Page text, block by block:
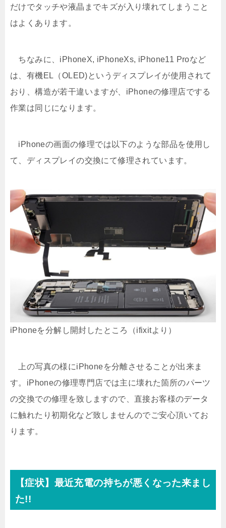
だけでタッチや液晶までキズが入り壊れてしまうこと
はよくあります。
ちなみに、iPhoneX, iPhoneXs, iPhone11 Proなど
は、有機EL（OLED)というディスプレイが使用されて
おり、構造が若干違いますが、iPhoneの修理店でする
作業は同じになります。
iPhoneの画面の修理では以下のような部品を使用し
て、ディスプレイの交換にて修理されています。
iPhoneを分解し開封したところ（ifixitより）
上の写真の様にiPhoneを分離させることが出来ま
す。iPhoneの修理専門店では主に壊れた箇所のパーツ
の交換での修理を致しますので、直接お客様のデータ
に触れたり初期化など致しませんのでご安心頂いてお
ります。
【症状】最近充電の持ちが悪くなった来まし
た!!